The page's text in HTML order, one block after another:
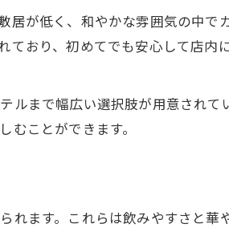
居が低く、和やかな雰囲気の中で
ており、初めてでも安心して店内
まで幅広い選択肢が用意されて
ことができます。
れます。これらは飲みやすさと華